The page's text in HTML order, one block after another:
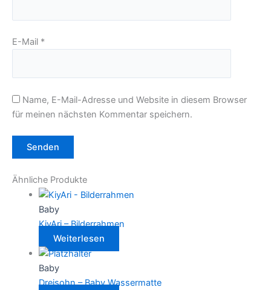
E-Mail *
Name, E-Mail-Adresse und Website in diesem Browser
für meinen nächsten Kommentar speichern.
Ähnliche Produkte
Baby
KiyAri – Bilderrahmen
Weiterlesen
Baby
Dreisohn – Baby Wassermatte